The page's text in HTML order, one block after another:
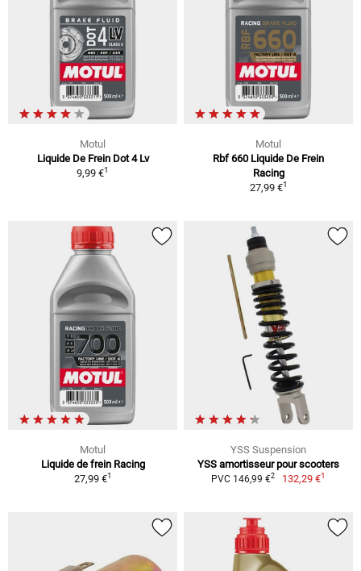
Motul
Liquide De Frein Dot 4 Lv
9,99 €1
Motul
Rbf 660 Liquide De Frein
Racing
27,99 €1
Motul
Liquide de frein Racing
27,99 €1
YSS Suspension
YSS amortisseur pour scooters
PVC 146,99 €2 132,29 €1